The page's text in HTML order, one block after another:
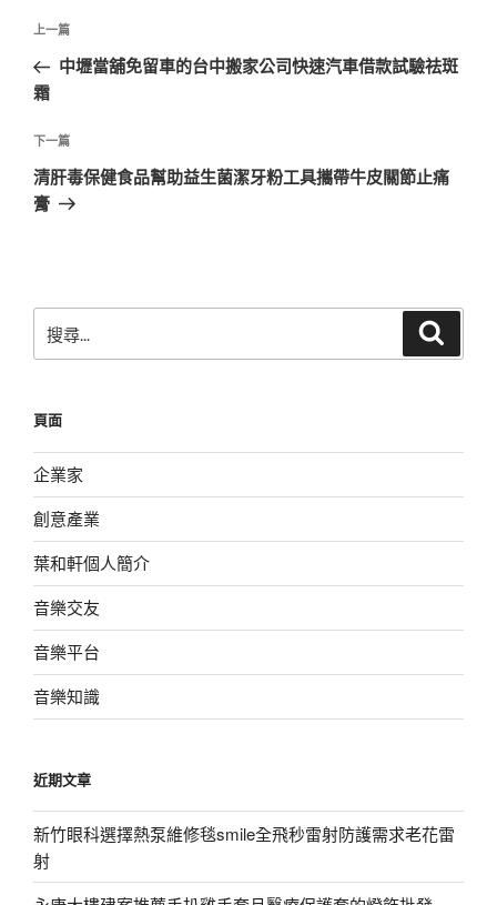
文
導
覽
上
一
篇
章
上一篇
中壢當舖免留車的台中搬家公司快速汽車借款試驗祛斑
霜
下
一
篇
下一篇
清肝毒保健食品幫助益生菌潔牙粉工具攜帶牛皮關節止痛
膏
尋
字:
頁面
企業家
創意產業
葉和軒個人簡介
音樂交友
音樂平台
音樂知識
近期文章
新竹眼科選擇熱泵維修毯smile全飛秒雷射防護需求老花雷
射